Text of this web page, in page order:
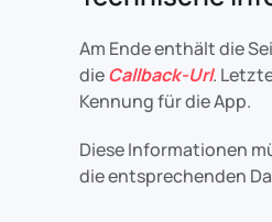
Am Ende enthält die
dieCallback-Url.
Kennung für die App.
Diese Informationen
die entsprechenden